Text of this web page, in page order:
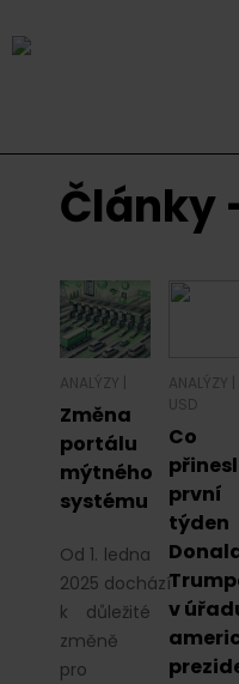
Články
ANALÝZY
Změna
portálu
mýtného
systému
Od 1. ledna
2025 dochází
k důležité
změně
pro
ANALÝZY
USD
Co
přinesl
první
týden
v